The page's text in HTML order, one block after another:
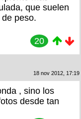
que suelen
peso.
20
18 nov 2012, 17:19
, sino los
desde tan